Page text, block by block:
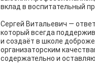
вклад в воспитательный
Сергей Витальевич —
который всегда
и создаёт в школе
организаторским
содержательно и